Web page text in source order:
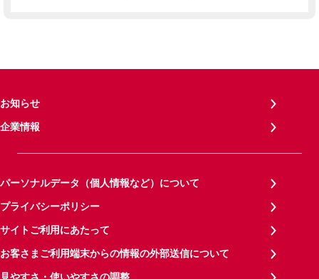
お知らせ
企業情報
パーソナルデータ（個人情報など）について
プライバシーポリシー
サイトご利用にあたって
お客さまご利用端末からの情報の外部送信について